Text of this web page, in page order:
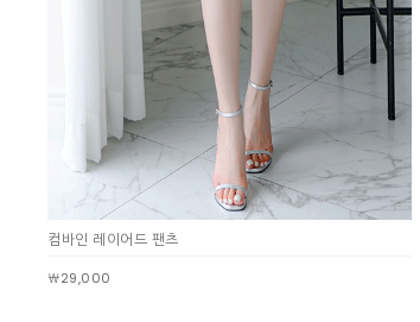
컴바인 레이어드 팬츠
￦29,000
Tnani. 02-448-1227
평일 11:00~ 16:00 / 점심시간 12:00 ~ 13:00 / 토,일,공
서울특별시 성동구 하왕십리동 CJ대한통운 성동A직영
BANK INFO 국민 095001-04-155141 예금주 : 주식회사로
copyright